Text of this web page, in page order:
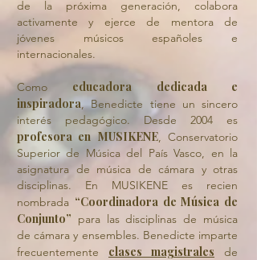
de la próxima generación, colabora
activamente y ejerce de mentora de
jóvenes músicos españoles e
internacionales.
Como educadora dedicada e
inspiradora, Benedicte tiene un sincero
interés pedagógico. Desde 2004 es
profesora en MUSIKENE, Conservatorio
Superior de Música del País Vasco, en la
asignatura de música de cámara y otras
disciplinas. En MUSIKENE es recien
nombrada “Coordinadora de Música de
Conjunto” para las disciplinas de música
de cámara y ensembles. Benedicte imparte
frecuentemente clases magistrales de